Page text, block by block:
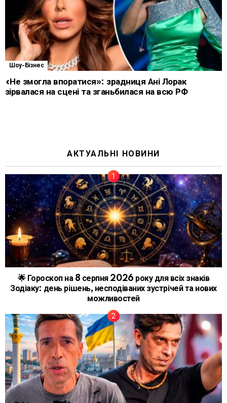
Шоу-Бізнес
«Не змогла впоратися»: зрадниця Ані Лорак
зірвалася на сцені та зганьбилася на всю РФ
АКТУАЛЬНІ НОВИНИ
🌟 Гороскоп на 8 серпня 2026 року для всіх знаків
Зодіаку: день рішень, несподіваних зустрічей та нових
можливостей